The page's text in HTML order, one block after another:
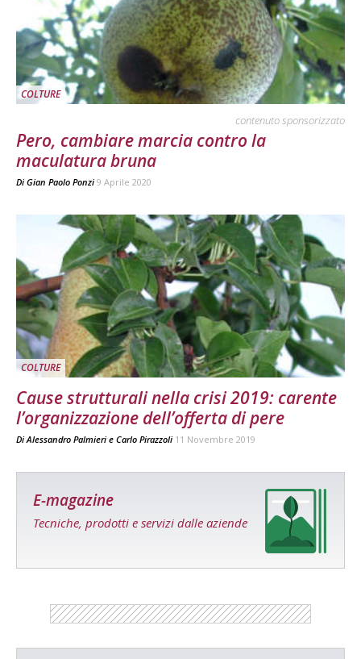
COLTURE
contenuto sponsorizzato
Pero, cambiare marcia contro la
maculatura bruna
Di Gian Paolo Ponzi 9 Aprile 2020
COLTURE
Cause strutturali nella crisi 2019: carente
l’organizzazione dell’offerta di pere
Di Alessandro Palmieri e Carlo Pirazzoli 11 Novembre 2019
E-magazine
Tecniche, prodotti e servizi dalle aziende